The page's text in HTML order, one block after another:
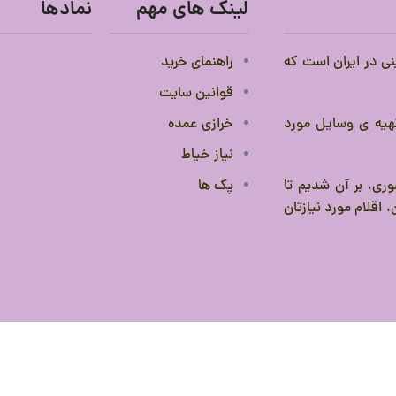
در ایران است که
تهیه ی وسایل مورد
بر آن شدیم تا
مورد نیازتان
لینک های مهم
راهنمای خرید
قوانین سایت
خرازی عمده
نیاز خیاط
پک ها
نمادها